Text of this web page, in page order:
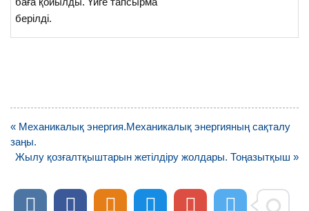
берілді.
Навигация
по
записям
« Механикалық энергия.Механикалық энергияның сақталу
заңы.
Жылу қозғалтқыштарын жетілдіру жолдары. Тоңазытқыш »